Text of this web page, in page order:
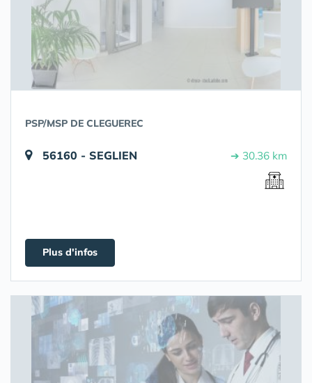
PSP/MSP DE CLEGUEREC
56160 - SEGLIEN ➔ 30.36 km
Plus d'infos